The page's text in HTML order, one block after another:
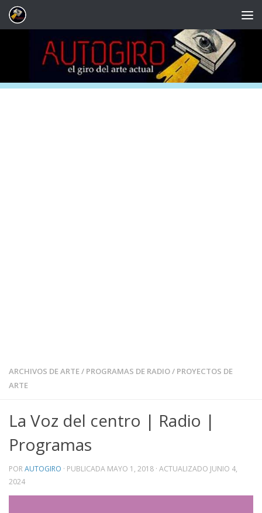
Saltar al contenido
ARCHIVOS DE ARTE/ PROGRAMAS DE RADIO/ PROYECTOS DE
ARTE
La Voz del centro | Radio |
Programas
PORAUTOGIRO · PUBLICADA MAYO 1, 2018 · ACTUALIZADO JUNIO 4,
2024